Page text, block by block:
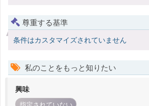
尊重する基準
条件はカスタマイズされていません
私のことをもっと知りたい
興味